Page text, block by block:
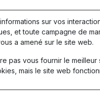
sur vos
et toute campagne de
a amené sur le site web.
pas vous fournir le
mais le site web